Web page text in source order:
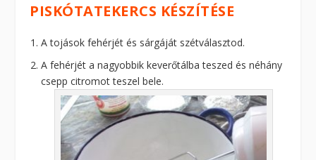
PISKÓTATEKERCS KÉSZÍTÉSE
A tojások fehérjét és sárgáját szétválasztod.
A fehérjét a nagyobbik keverőtálba teszed és néhány
csepp citromot teszel bele.